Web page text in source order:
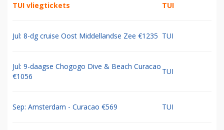
TUI vliegtickets TUI
Jul: 8-dg cruise Oost Middellandse Zee €1235 TUI
Jul: 9-daagse Chogogo Dive & Beach Curacao
€1056
TUI
Sep: Amsterdam - Curacao €569 TUI